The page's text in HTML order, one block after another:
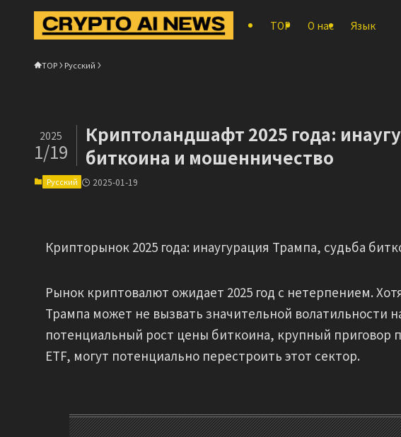
TOP О нас Язык
TOP Русский
Криптоландшафт 2025 года:
биткоина и мошенничество
2025
1/19
Русский 2025-01-19
Крипторынок 2025 года: инаугурация Трампа, судьба
Рынок криптовалют ожидает 2025 год с нетерпением.
Трампа может не вызвать значительной волатильности
потенциальный рост цены биткоина, крупный приговор
ETF, могут потенциально перестроить этот сектор.